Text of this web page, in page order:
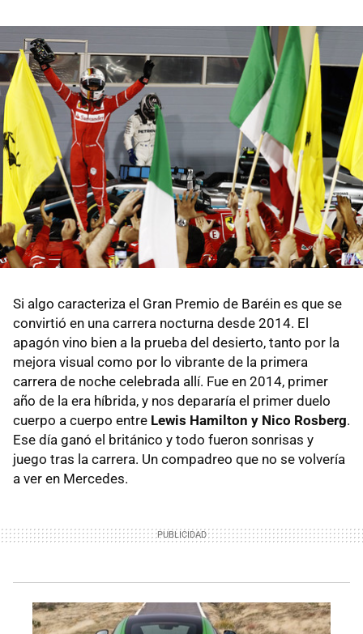
Si algo caracteriza el Gran Premio de Baréin es que se
convirtió en una carrera nocturna desde 2014. El
apagón vino bien a la prueba del desierto, tanto por la
mejora visual como por lo vibrante de la primera
carrera de noche celebrada allí. Fue en 2014, primer
año de la era híbrida, y nos depararía el primer duelo
cuerpo a cuerpo entre Lewis Hamilton y Nico Rosberg.
Ese día ganó el británico y todo fueron sonrisas y
juego tras la carrera. Un compadreo que no se volvería
a ver en Mercedes.